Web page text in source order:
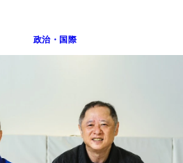
政治・国際